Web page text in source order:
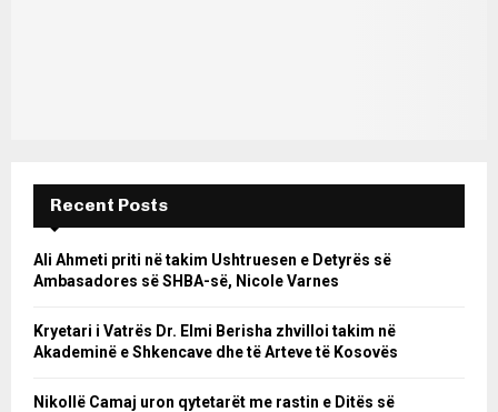
Recent Posts
Ali Ahmeti priti në takim Ushtruesen e Detyrës së
Ambasadores së SHBA-së, Nicole Varnes
Kryetari i Vatrës Dr. Elmi Berisha zhvilloi takim në
Akademinë e Shkencave dhe të Arteve të Kosovës
Nikollë Camaj uron qytetarët me rastin e Ditës së